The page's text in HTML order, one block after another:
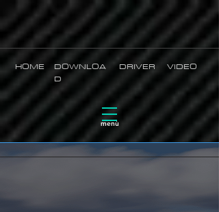
menù
DOWNLOA
D
HOME DRIVER VIDEO